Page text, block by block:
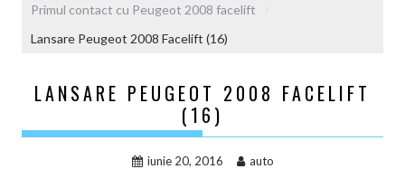
Primul contact cu Peugeot 2008 facelift
Lansare Peugeot 2008 Facelift (16)
LANSARE PEUGEOT 2008 FACELIFT
(16)
iunie 20, 2016 auto